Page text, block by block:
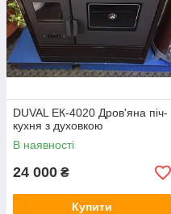
DUVAL ЕК-4020 Дров'яна піч-
кухня з духовкою
В наявності
24 000 ₴
Купити